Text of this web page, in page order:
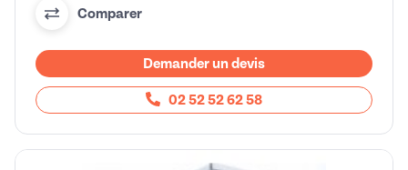
Comparer
Demander un devis
02 52 52 62 58